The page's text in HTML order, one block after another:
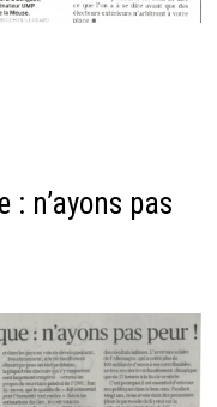
n’ayons pas